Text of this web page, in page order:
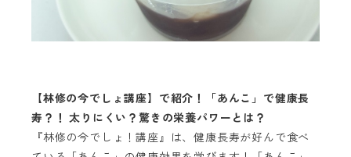
【林修の今でしょ講座】で紹介！「あんこ」で健康長
寿？！ 太りにくい？驚きの栄養パワーとは？
『林修の今でしょ！講座』は、健康長寿が好んで食べ